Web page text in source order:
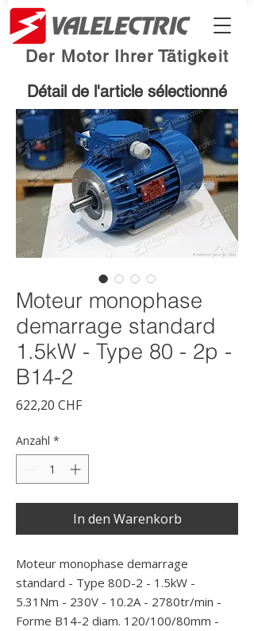
Der Motor Ihrer Tätigkeit
Détail de l'article sélectionné
Moteur monophase
demarrage standard
1.5kW - Type 80 - 2p -
B14-2
622,20 CHFPreis
Anzahl *
In den Warenkorb
Moteur monophase demarrage
standard - Type 80D-2 - 1.5kW -
5.31Nm - 230V - 10.2A - 2780tr/min -
Forme B14-2 diam. 120/100/80mm -